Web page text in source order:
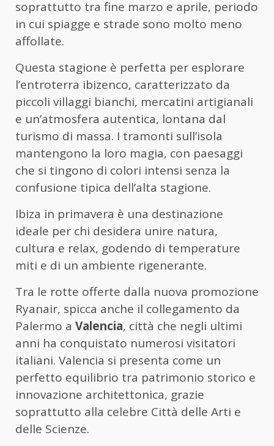
soprattutto tra fine marzo e aprile, periodo
in cui spiagge e strade sono molto meno
affollate.
Questa stagione è perfetta per esplorare
l’entroterra ibizenco, caratterizzato da
piccoli villaggi bianchi, mercatini artigianali
e un’atmosfera autentica, lontana dal
turismo di massa. I tramonti sull’isola
mantengono la loro magia, con paesaggi
che si tingono di colori intensi senza la
confusione tipica dell’alta stagione.
Ibiza in primavera è una destinazione
ideale per chi desidera unire natura,
cultura e relax, godendo di temperature
miti e di un ambiente rigenerante.
Tra le rotte offerte dalla nuova promozione
Ryanair, spicca anche il collegamento da
Palermo a Valencia, città che negli ultimi
anni ha conquistato numerosi visitatori
italiani. Valencia si presenta come un
perfetto equilibrio tra patrimonio storico e
innovazione architettonica, grazie
soprattutto alla celebre Città delle Arti e
delle Scienze.